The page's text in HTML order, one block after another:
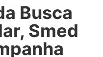
Busca
Smed